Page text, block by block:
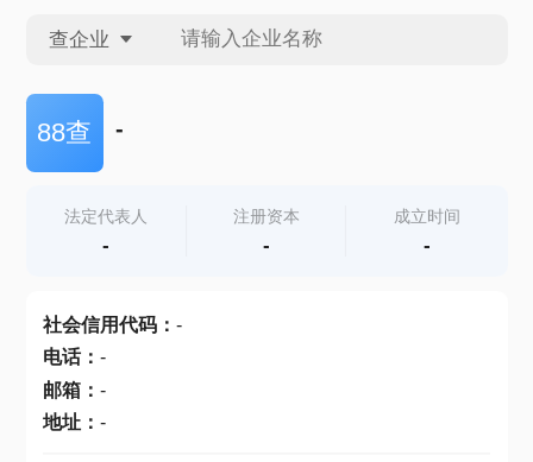
查企业
查企业
查产地
88查 -
法定代表人
-
注册资本
-
成立时间
-
社会信用代码： -
电话： -
邮箱： -
地址： -